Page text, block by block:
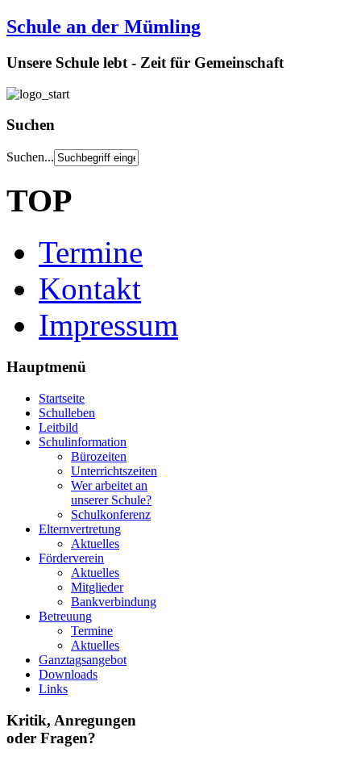
Schule an der Mümling
Unsere Schule lebt - Zeit für Gemeinschaft
Suchen
Suchen...
TOP
Termine
Kontakt
Impressum
Hauptmenü
Startseite
Schulleben
Leitbild
Schulinformation
Bürozeiten
Unterrichtszeiten
Wer arbeitet an
unserer Schule?
Schulkonferenz
Elternvertretung
Aktuelles
Förderverein
Aktuelles
Mitglieder
Bankverbindung
Betreuung
Termine
Aktuelles
Ganztagsangebot
Downloads
Links
Kritik, Anregungen
oder Fragen?